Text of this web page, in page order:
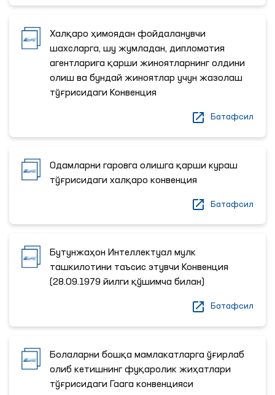
Халқаро ҳимоядан фойдаланувчи
шахсларга, шу жумладан, дипломатия
агентларига қарши жиноятларнинг олдини
олиш ва бундай жиноятлар учун жазолаш
тўғрисидаги Конвенция
Батафсил
Одамларни гаровга олишга қарши кураш
тўғрисидаги халқаро конвенция
Батафсил
Бутунжаҳон Интеллектуал мулк
ташкилотини таъсис этувчи Конвенция
(28.09.1979 йилги қўшимча билан)
Батафсил
Болаларни бошқа мамлакатларга ўғирлаб
олиб кетишнинг фуқаролик жиҳатлари
тўғрисидаги Гаага конвенцияси